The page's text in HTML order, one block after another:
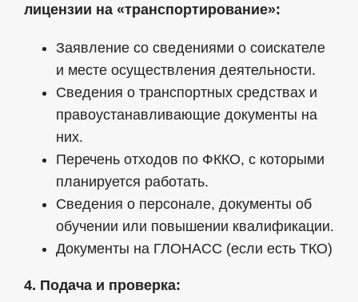
лицензии на «транспортирование»:
Заявление со сведениями о соискателе
и месте осуществления деятельности.
Сведения о транспортных средствах и
правоустанавливающие документы на
них.
Перечень отходов по ФККО, с которыми
планируется работать.
Сведения о персонале, документы об
обучении или повышении квалификации.
Документы на ГЛОНАСС (если есть ТКО)
4. Подача и проверка: